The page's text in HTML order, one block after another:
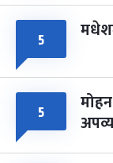
५
५